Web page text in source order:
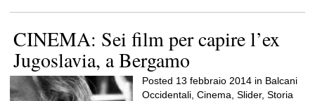
CINEMA: Sei film per capire l’ex
Jugoslavia, a Bergamo
Posted 13 febbraio 2014 in Balcani
Occidentali, Cinema, Slider, Storia